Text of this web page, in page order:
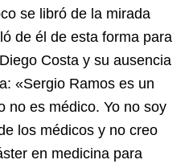
se libró de la mirada
de él de esta forma para
Costa y su ausencia
«Sergio Ramos es un
no es médico. Yo no soy
los médicos y no creo
en medicina para